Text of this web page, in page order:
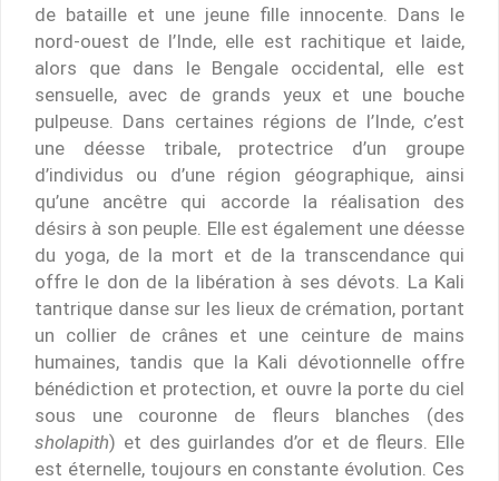
de bataille et une jeune fille innocente. Dans le
nord-ouest de l’Inde, elle est rachitique et laide,
alors que dans le Bengale occidental, elle est
sensuelle, avec de grands yeux et une bouche
pulpeuse. Dans certaines régions de l’Inde, c’est
une déesse tribale, protectrice d’un groupe
d’individus ou d’une région géographique, ainsi
qu’une ancêtre qui accorde la réalisation des
désirs à son peuple. Elle est également une déesse
du yoga, de la mort et de la transcendance qui
offre le don de la libération à ses dévots. La Kali
tantrique danse sur les lieux de crémation, portant
un collier de crânes et une ceinture de mains
humaines, tandis que la Kali dévotionnelle offre
bénédiction et protection, et ouvre la porte du ciel
sous une couronne de fleurs blanches (des
sholapith) et des guirlandes d’or et de fleurs. Elle
est éternelle, toujours en constante évolution. Ces